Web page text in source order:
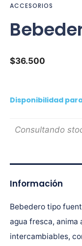
ACCESORIOS
$36.500
Disponibilidad
Consultando
Información
Bebedero tipo
agua fresca, anima
intercambiables,